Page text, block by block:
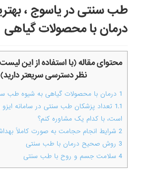
طب سنتی در یاسوج ،
درمان با محصولات گیاهی
محتوای مقاله (با استفاده از این
نظر دسترسی سریعتر دارید)
1 درمان با محصولات گیاهی به شیوه طب
1.1 تعداد پزشکان طب سنتی در سامانه ایزو
است، با کدام یک مشاوره کنم؟
2 شرایط انجام حجامت به صورت کاملاً
3 روش صحیح درمان با طب سنتی
4 سلامت جسم و روح با طب سنتی